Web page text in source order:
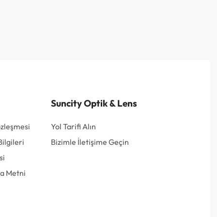
Metni
Suncity Optik & Lens
Yol Tarifi Alın
Bizimle İletişime Geçin